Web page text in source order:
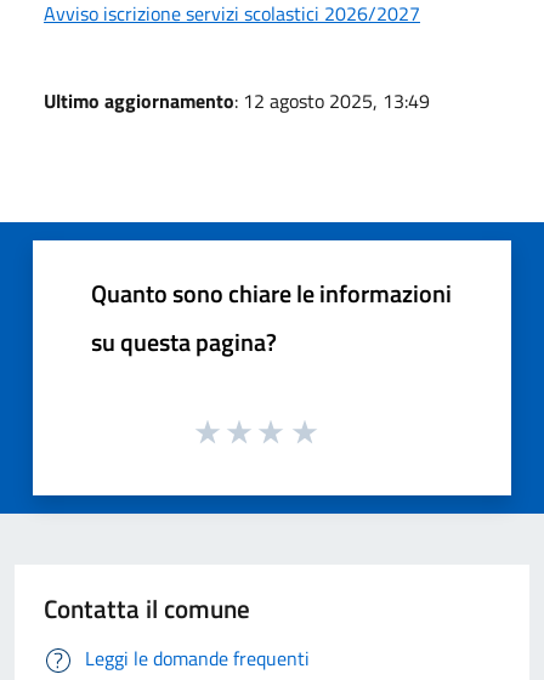
Avviso iscrizione servizi scolastici 2026/2027
Ultimo aggiornamento: 12 agosto 2025, 13:49
Quanto sono chiare le informazioni
su questa pagina?
Contatta il comune
Leggi le domande frequenti